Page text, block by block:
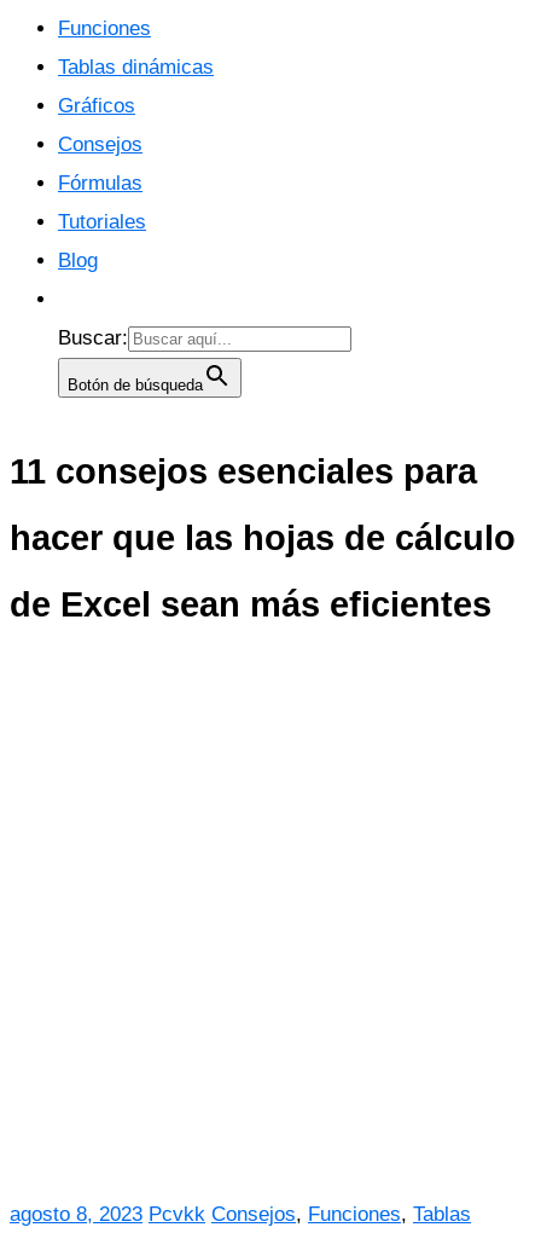
Funciones
Tablas dinámicas
Gráficos
Consejos
Fórmulas
Tutoriales
Blog
Buscar:
Botón de búsqueda
11 consejos esenciales para
hacer que las hojas de cálculo
de Excel sean más eficientes
agosto 8, 2023 Pcvkk Consejos, Funciones, Tablas